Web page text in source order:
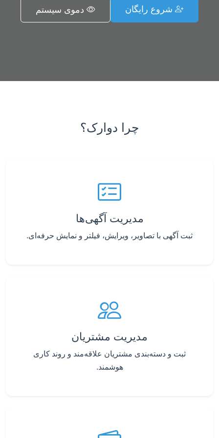
شروع رایگان دموی سیستم
چرا دوارک؟
مدیریت آگهی‌ها
ثبت آگهی با تصاویر، ویرایش، فیلتر و نمایش حرفه‌ای.
مدیریت مشتریان
ثبت و دسته‌بندی مشتریان علاقه‌مند و روند کاری
هوشمند.